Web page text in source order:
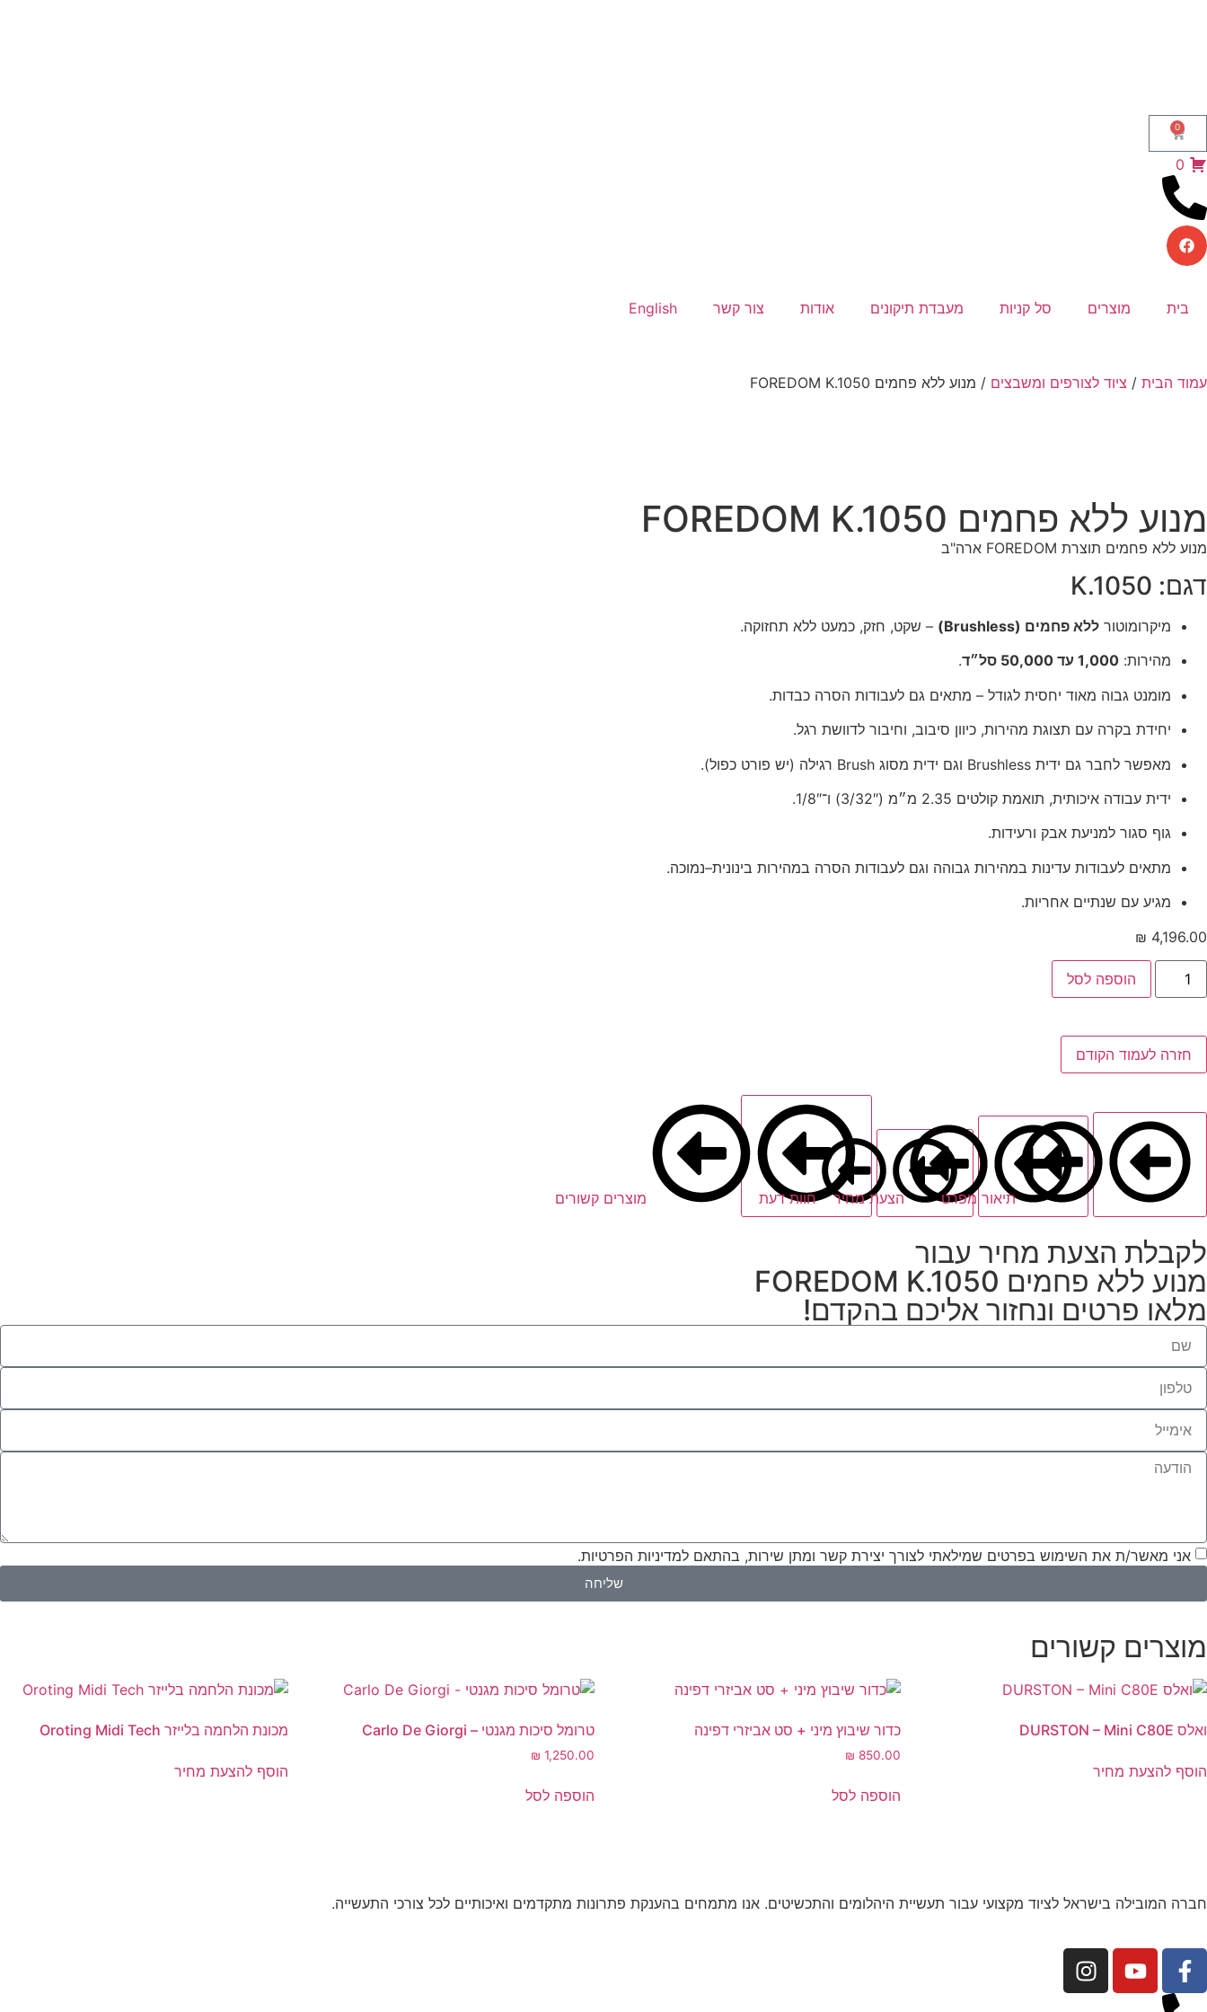
0
0
בית מוצרים סל קניות מעבדת תיקונים אודות צור קשר English
עמוד הבית / ציוד לצורפים ומשבצים / מנוע ללא פחמים FOREDOM K.1050
מנוע ללא פחמים FOREDOM K.1050
מנוע ללא פחמים תוצרת FOREDOM ארה"ב
דגם: K.1050
מיקרומוטור ללא פחמים (Brushless)
– שקט, חזק, כמעט ללא תחזוקה.
מהירות: 1,000 עד 50,000 סל״ד
.
מומנט גבוה מאוד יחסית לגודל – מתאים גם לעבודות הסרה כבדות.
יחידת בקרה עם תצוגת מהירות, כיוון סיבוב, וחיבור לדוושת רגל.
מאפשר לחבר גם ידית Brushless וגם ידית מסוג Brush רגילה (יש פורט כפול).
ידית עבודה איכותית, תואמת קולטים 2.35 מ״מ (3/32″) ו־1/8″.
גוף סגור למניעת אבק ורעידות.
מתאים לעבודות עדינות במהירות גבוהה וגם לעבודות הסרה במהירות בינונית–נמוכה.
מגיע עם שנתיים אחריות.
₪ 4,196.00
הוספה לסל
חזרה לעמוד הקודם
תיאור מפרט הצעת מחיר חוות דעת מוצרים קשורים
לקבלת הצעת מחיר עבור
מנוע ללא פחמים FOREDOM K.1050
מלאו פרטים ונחזור אליכם בהקדם!
אני מאשר/ת את השימוש בפרטים שמילאתי לצורך יצירת קשר ומתן שירות, בהתאם למדיניות הפרטיות.
שליחה
מוצרים קשורים
ואלס DURSTON – Mini C80E
הוסף להצעת מחיר
כדור שיבוץ מיני + סט אביזרי דפינה
₪ 850.00
הוספה לסל
טרומל סיכות מגנטי – Carlo De Giorgi
₪ 1,250.00
הוספה לסל
מכונת הלחמה בלייזר Oroting Midi Tech
הוסף להצעת מחיר
חברה המובילה בישראל לציוד מקצועי עבור תעשיית היהלומים והתכשיטים. אנו מתמחים בהענקת פתרונות מתקדמים ואיכותיים לכל צורכי התעשייה.